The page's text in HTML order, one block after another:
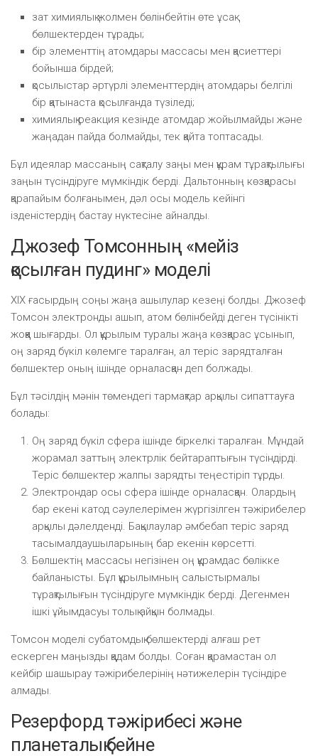
зат химиялық жолмен бөлінбейтін өте ұсақ
бөлшектерден тұрады;
бір элементтің атомдары массасы мен қасиеттері
бойынша бірдей;
қосылыстар әртүрлі элементтердің атомдары белгілі
бір қатынаста қосылғанда түзіледі;
химиялық реакция кезінде атомдар жойылмайды және
жаңадан пайда болмайды, тек қайта топтасады.
Бұл идеялар массаның сақталу заңы мен құрам тұрақтылығы
заңын түсіндіруге мүмкіндік берді. Дальтонның көзқарасы
қарапайым болғанымен, дәл осы модель кейінгі
ізденістердің бастау нүктесіне айналды.
Джозеф Томсонның «мейіз
қосылған пудинг» моделі
XIX ғасырдың соңы жаңа ашылулар кезеңі болды. Джозеф
Томсон электронды ашып, атом бөлінбейді деген түсінікті
жоққа шығарды. Ол құрылым туралы жаңа көзқарас ұсынып,
оң заряд бүкіл көлемге таралған, ал теріс зарядталған
бөлшектер оның ішінде орналасқан деп болжады.
Бұл тәсілдің мәнін төмендегі тармақтар арқылы сипаттауға
болады:
Оң заряд бүкіл сфера ішінде біркелкі таралған. Мұндай
жорамал заттың электрлік бейтараптығын түсіндірді.
Теріс бөлшектер жалпы зарядты теңестіріп тұрды.
Электрондар осы сфера ішінде орналасқан. Олардың
бар екені катод сәулелерімен жүргізілген тәжірибелер
арқылы дәлелденді. Бақылаулар әмбебап теріс заряд
тасымалдаушыларының бар екенін көрсетті.
Бөлшектің массасы негізінен оң құрамдас бөлікке
байланысты. Бұл құрылымның салыстырмалы
тұрақтылығын түсіндіруге мүмкіндік берді. Дегенмен
ішкі ұйымдасуы толық айқын болмады.
Томсон моделі субатомдық бөлшектерді алғаш рет
ескерген маңызды қадам болды. Соған қарамастан ол
кейбір шашырау тәжірибелерінің нәтижелерін түсіндіре
алмады.
Резерфорд тәжірибесі және
планеталық бейне